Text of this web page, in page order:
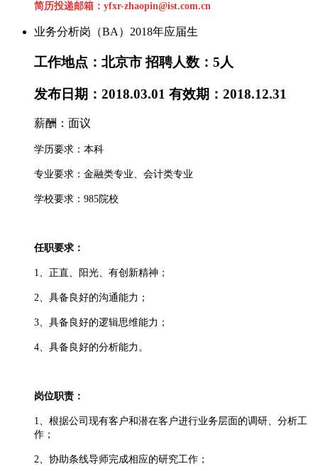
简历投递邮箱：yfxr-zhaopin@ist.com.cn
业务分析岗（BA）2018年应届生
工作地点：北京市 招聘人数：5人
发布日期：2018.03.01 有效期：2018.12.31
薪酬：面议
学历要求：本科
专业要求：金融类专业、会计类专业
学校要求： 985院校
任职要求：
1、正直、阳光、有创新精神；
2、具备良好的沟通能力；
3、具备良好的逻辑思维能力；
4、具备良好的分析能力。
岗位职责：
1、根据公司现有客户和潜在客户进行业务层面的调研、分析工
作；
2、协助条线导师完成相应的研究工作；